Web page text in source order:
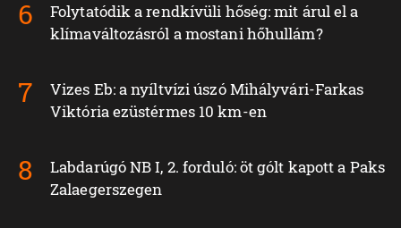
Folytatódik a rendkívüli hőség: mit árul el a
klímaváltozásról a mostani hőhullám?
Vizes Eb: a nyíltvízi úszó Mihályvári-Farkas
Viktória ezüstérmes 10 km-en
Labdarúgó NB I, 2. forduló: öt gólt kapott a Paks
Zalaegerszegen